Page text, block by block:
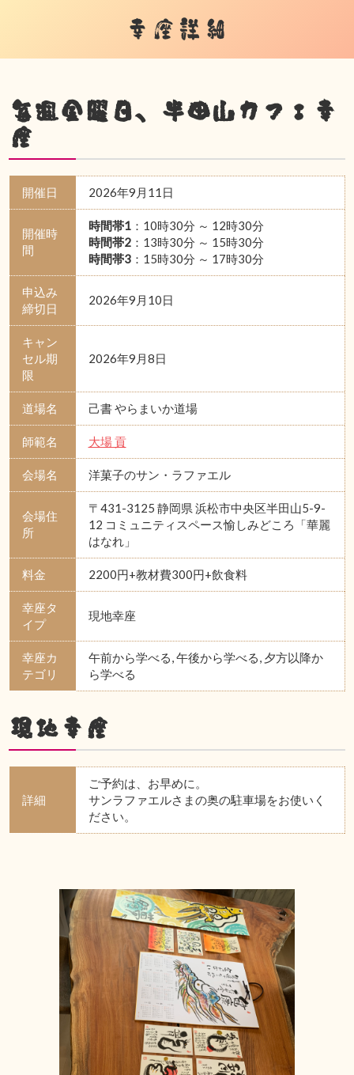
幸座詳細
毎週金曜日、半田山カフェ幸
座
開催日 2026年9月11日
開催時
間
時間帯1：10時30分 ～ 12時30分
時間帯2：13時30分 ～ 15時30分
時間帯3：15時30分 ～ 17時30分
申込み
締切日
2026年9月10日
キャン
セル期
限
2026年9月8日
道場名 己書 やらまいか道場
師範名 大場 貢
会場名 洋菓子のサン・ラファエル
会場住
所
〒431-3125 静岡県 浜松市中央区半田山5-9-
12 コミュニティスペース愉しみどころ「華麗
はなれ」
料金 2200円+教材費300円+飲食料
幸座タ
イプ
現地幸座
幸座カ
テゴリ
午前から学べる, 午後から学べる, 夕方以降か
ら学べる
現地幸座
詳細
ご予約は、お早めに。
サンラファエルさまの奥の駐車場をお使いく
ださい。